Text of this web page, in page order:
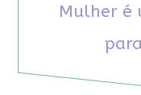
Mulher é